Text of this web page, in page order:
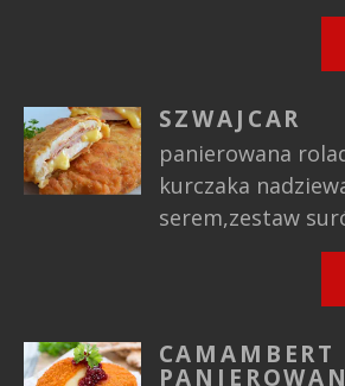
SZWAJCAR
panierowana
kurczaka
serem,zestaw
CAMAMBERT